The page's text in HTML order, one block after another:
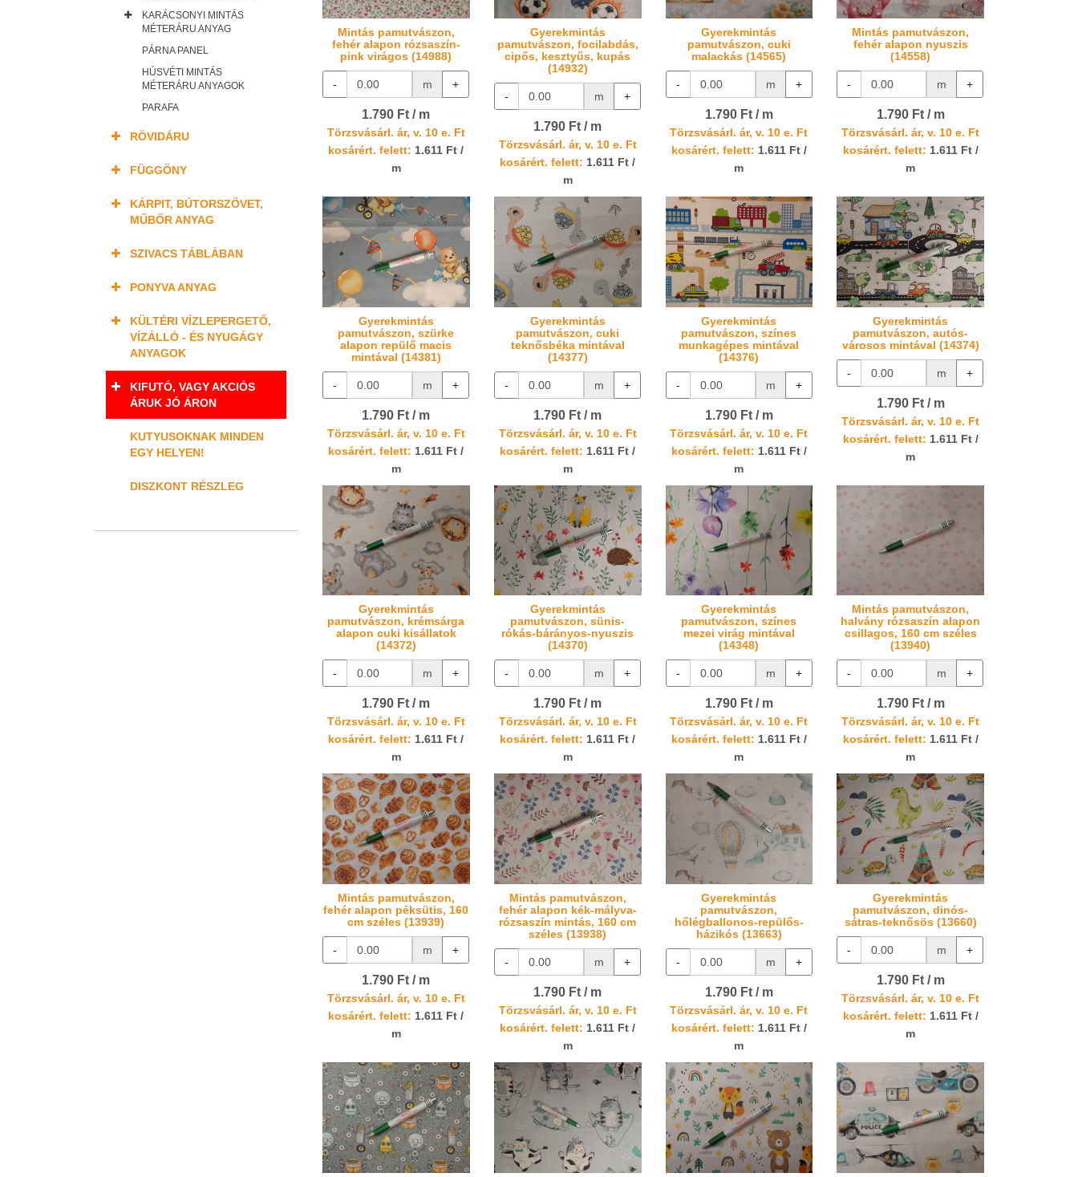
Mintás pamutvászon,
fehér alapon rózsaszín-
pink virágos (14988)
- m +
1.790 Ft / m
Törzsvásárl. ár, v. 10 e. Ft
kosárért. felett: 1.611 Ft /
m
Gyerekmintás
pamutvászon, focilabdás,
cipős, kesztyűs, kupás
(14932)
- m +
1.790 Ft / m
Törzsvásárl. ár, v. 10 e. Ft
kosárért. felett: 1.611 Ft /
m
Gyerekmintás
pamutvászon, cuki
malackás (14565)
- m +
1.790 Ft / m
Törzsvásárl. ár, v. 10 e. Ft
kosárért. felett: 1.611 Ft /
m
Mintás pamutvászon,
fehér alapon nyuszis
(14558)
- m +
1.790 Ft / m
Törzsvásárl. ár, v. 10 e. Ft
kosárért. felett: 1.611 Ft /
m
Gyerekmintás
pamutvászon, szürke
alapon repülő macis
mintával (14381)
- m +
1.790 Ft / m
Törzsvásárl. ár, v. 10 e. Ft
kosárért. felett: 1.611 Ft /
m
Gyerekmintás
pamutvászon, cuki
teknősbéka mintával
(14377)
- m +
1.790 Ft / m
Törzsvásárl. ár, v. 10 e. Ft
kosárért. felett: 1.611 Ft /
m
Gyerekmintás
pamutvászon, színes
munkagépes mintával
(14376)
- m +
1.790 Ft / m
Törzsvásárl. ár, v. 10 e. Ft
kosárért. felett: 1.611 Ft /
m
Gyerekmintás
pamutvászon, autós-
városos mintával (14374)
- m +
1.790 Ft / m
Törzsvásárl. ár, v. 10 e. Ft
kosárért. felett: 1.611 Ft /
m
Gyerekmintás
pamutvászon, krémsárga
alapon cuki kisállatok
(14372)
- m +
1.790 Ft / m
Törzsvásárl. ár, v. 10 e. Ft
kosárért. felett: 1.611 Ft /
m
Gyerekmintás
pamutvászon, sünis-
rókás-bárányos-nyuszis
(14370)
- m +
1.790 Ft / m
Törzsvásárl. ár, v. 10 e. Ft
kosárért. felett: 1.611 Ft /
m
Gyerekmintás
pamutvászon, színes
mezei virág mintával
(14348)
- m +
1.790 Ft / m
Törzsvásárl. ár, v. 10 e. Ft
kosárért. felett: 1.611 Ft /
m
Mintás pamutvászon,
halvány rózsaszín alapon
csillagos, 160 cm széles
(13940)
- m +
1.790 Ft / m
Törzsvásárl. ár, v. 10 e. Ft
kosárért. felett: 1.611 Ft /
m
Mintás pamutvászon,
fehér alapon péksütis, 160
cm széles (13939)
- m +
1.790 Ft / m
Törzsvásárl. ár, v. 10 e. Ft
kosárért. felett: 1.611 Ft /
m
Mintás pamutvászon,
fehér alapon kék-mályva-
rózsaszín mintás, 160 cm
széles (13938)
- m +
1.790 Ft / m
Törzsvásárl. ár, v. 10 e. Ft
kosárért. felett: 1.611 Ft /
m
Gyerekmintás
pamutvászon,
hőlégballonos-repülős-
házikós (13663)
- m +
1.790 Ft / m
Törzsvásárl. ár, v. 10 e. Ft
kosárért. felett: 1.611 Ft /
m
Gyerekmintás
pamutvászon, dinós-
sátras-teknősös (13660)
- m +
1.790 Ft / m
Törzsvásárl. ár, v. 10 e. Ft
kosárért. felett: 1.611 Ft /
m
KARÁCSONYI MINTÁS
MÉTERÁRU ANYAG
PÁRNA PANEL
HÚSVÉTI MINTÁS
MÉTERÁRU ANYAGOK
PARAFA
RÖVIDÁRU
FÜGGÖNY
KÁRPIT, BÚTORSZÖVET,
MŰBŐR ANYAG
SZIVACS TÁBLÁBAN
PONYVA ANYAG
KÜLTÉRI VÍZLEPERGETŐ,
VÍZÁLLÓ - ÉS NYUGÁGY
ANYAGOK
KIFUTÓ, VAGY AKCIÓS
ÁRUK JÓ ÁRON
KUTYUSOKNAK MINDEN
EGY HELYEN!
DISZKONT RÉSZLEG